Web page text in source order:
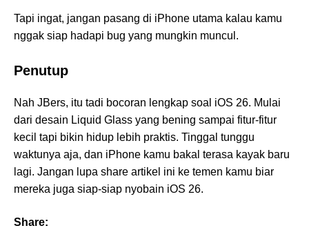
Tapi ingat, jangan pasang di iPhone utama kalau kamu
nggak siap hadapi bug yang mungkin muncul.
Penutup
Nah JBers, itu tadi bocoran lengkap soal iOS 26. Mulai
dari desain Liquid Glass yang bening sampai fitur-fitur
kecil tapi bikin hidup lebih praktis. Tinggal tunggu
waktunya aja, dan iPhone kamu bakal terasa kayak baru
lagi. Jangan lupa share artikel ini ke temen kamu biar
mereka juga siap-siap nyobain iOS 26.
Share: